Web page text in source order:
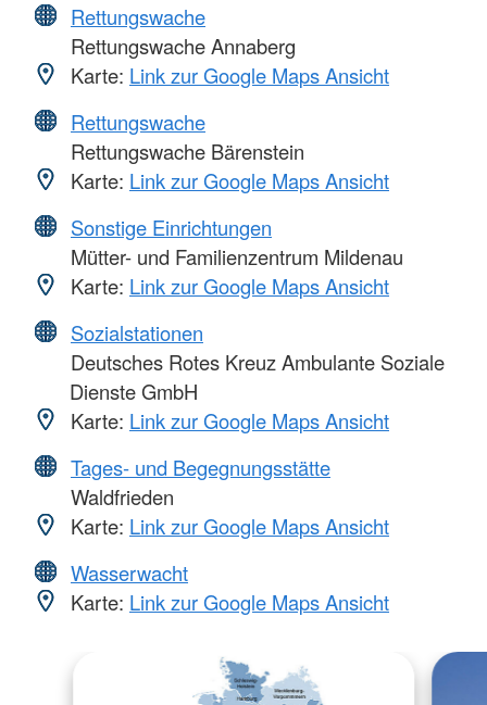
Rettungswache
Rettungswache Annaberg
Karte: Link zur Google Maps Ansicht
Rettungswache
Rettungswache Bärenstein
Karte: Link zur Google Maps Ansicht
Sonstige Einrichtungen
Mütter- und Familienzentrum Mildenau
Karte: Link zur Google Maps Ansicht
Sozialstationen
Deutsches Rotes Kreuz Ambulante Soziale
Dienste GmbH
Karte: Link zur Google Maps Ansicht
Tages- und Begegnungsstätte
Waldfrieden
Karte: Link zur Google Maps Ansicht
Wasserwacht
Karte: Link zur Google Maps Ansicht